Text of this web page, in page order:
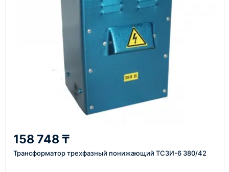
Оставьте заявку на сайте, по телефону или через
форму обратного звонка.
Уточнение задачи
Менеджер связывается с вами, уточняет
158 748 ₸
Трансформатор трехфазный понижающий ТСЗИ-6 380/42